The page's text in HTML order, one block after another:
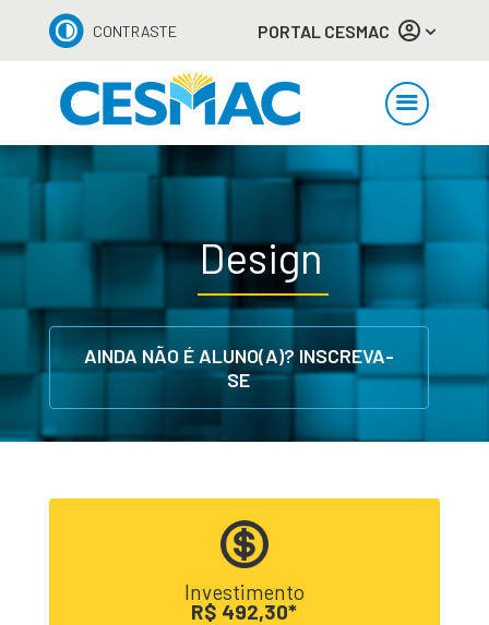
CONTRASTE PORTAL CESMAC
Design
AINDA NÃO É ALUNO(A)? INSCREVA-
SE
Investimento
R$ 492,30*